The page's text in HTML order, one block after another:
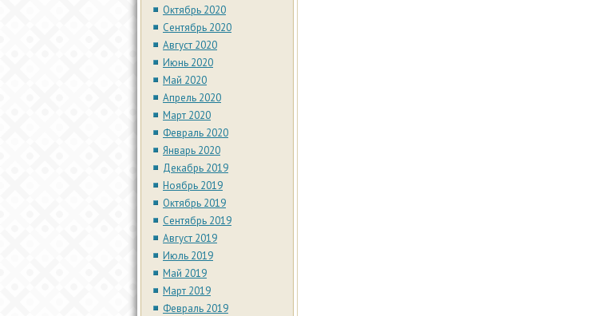
Октябрь 2020
Сентябрь 2020
Август 2020
Июнь 2020
Май 2020
Апрель 2020
Март 2020
Февраль 2020
Январь 2020
Декабрь 2019
Ноябрь 2019
Октябрь 2019
Сентябрь 2019
Август 2019
Июль 2019
Май 2019
Март 2019
Февраль 2019